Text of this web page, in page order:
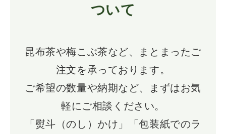
ついて
昆布茶や梅こぶ茶など、まとまったご
注文を承っております。
ご希望の数量や納期など、まずはお気
軽にご相談ください。
「熨斗（のし）かけ」「包装紙でのラ